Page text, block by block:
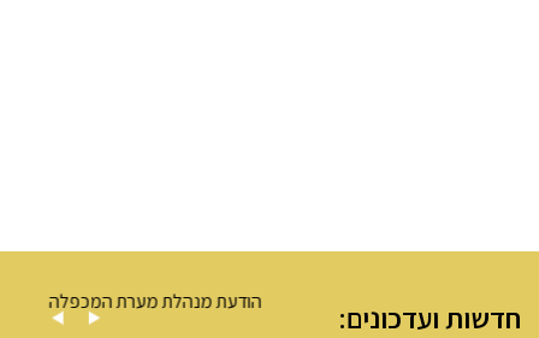
חדשות ועדכונים: הודעת מנהלת מערת המכפלה